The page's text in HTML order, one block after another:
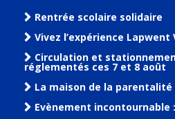
Rentrée scolaire solidaire
Vivez l’expérience Lapwent
Circulation et
réglementés ces 7 et 8 août
La maison de la
Evènement incontournable